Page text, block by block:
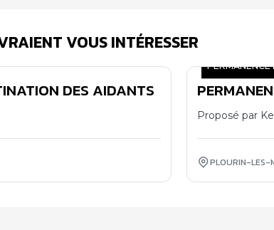
VOUS INTÉRESSER
DES AIDANTS 05
10
Proposé par
PLOURIN-LES-